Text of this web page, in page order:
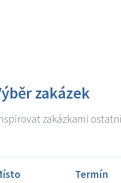
zakázek
zakázkami
Termín